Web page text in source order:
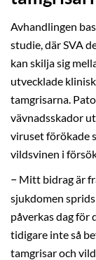
Avhandlingen
studie, där SVA
kan skilja sig
utvecklade
tamgrisarna.
vävnadsskador
viruset förökade
vildsvinen i
– Mitt bidrag är
sjukdomen
påverkas dag för
tidigare inte så
tamgrisar och